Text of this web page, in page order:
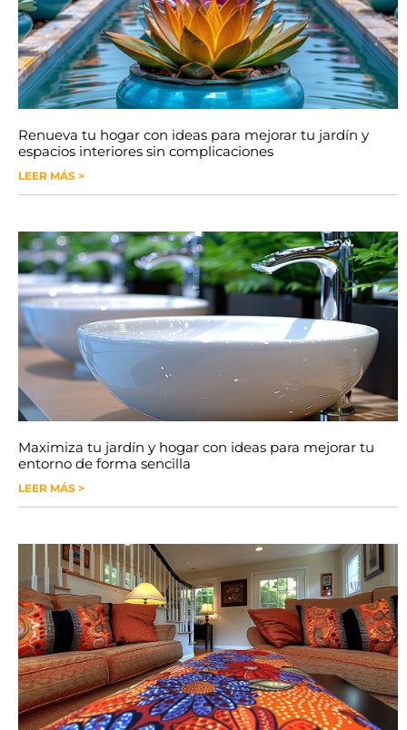
Renueva tu hogar con ideas para mejorar tu jardín y
espacios interiores sin complicaciones
LEER MÁS >
Maximiza tu jardín y hogar con ideas para mejorar tu
entorno de forma sencilla
LEER MÁS >